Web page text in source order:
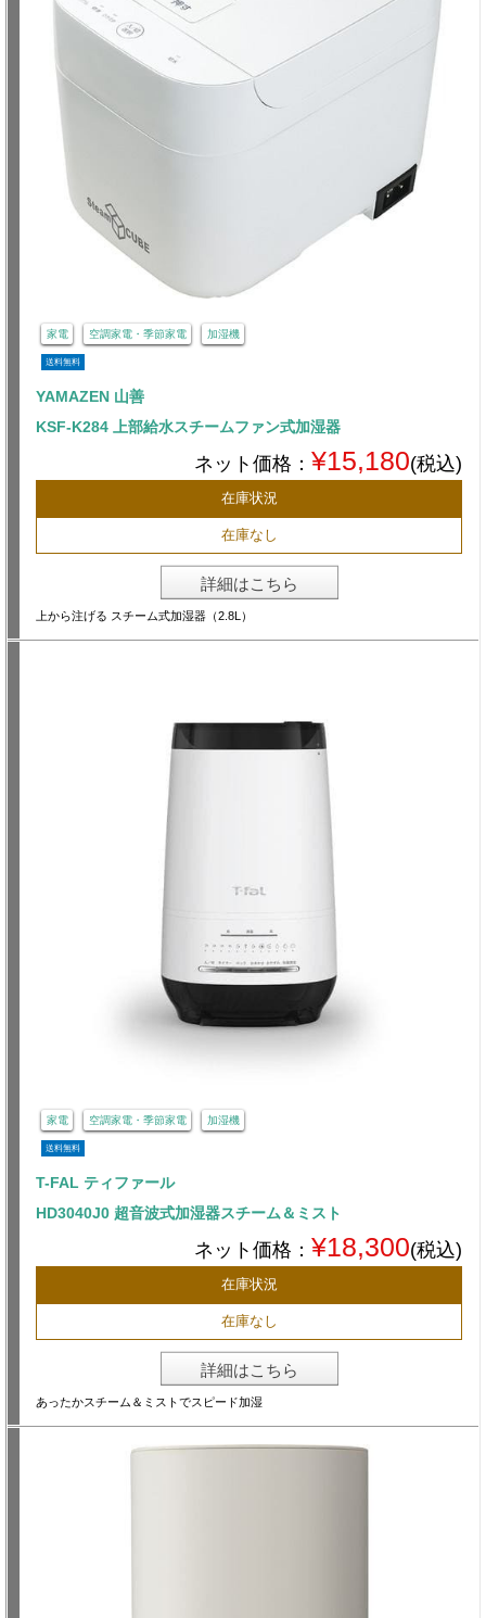
家電 空調家電・季節家電 加湿機
送料無料
YAMAZEN 山善
KSF-K284 上部給水スチームファン式加湿器
ネット価格： ¥15,180(税込)
在庫状況
在庫なし
詳細はこちら
上から注げる スチーム式加湿器（2.8L）
家電 空調家電・季節家電 加湿機
送料無料
T-FAL ティファール
HD3040J0 超音波式加湿器スチーム＆ミスト
ネット価格： ¥18,300(税込)
在庫状況
在庫なし
詳細はこちら
あったかスチーム＆ミストでスピード加湿